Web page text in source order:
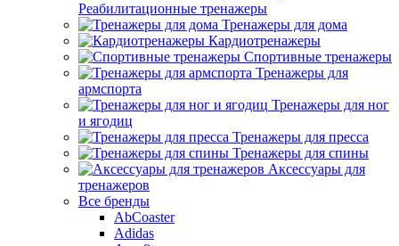
Реабилитационные тренажеры
Тренажеры для дома
Кардиотренажеры
Спортивные тренажеры
Тренажеры для
армспорта
Тренажеры для ног
и ягодиц
Тренажеры для пресса
Тренажеры для спины
Аксессуары для
тренажеров
Все бренды
AbCoaster
Adidas